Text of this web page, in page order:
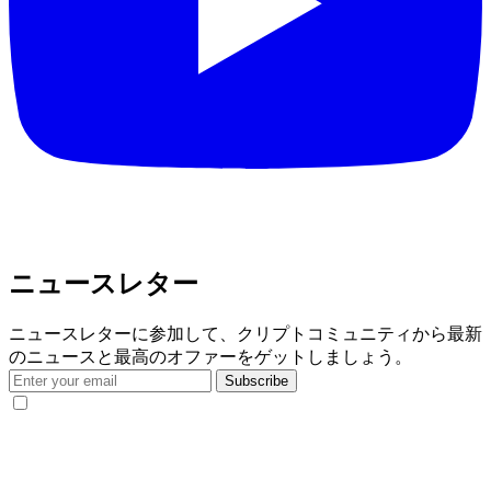
ニュースレター
ニュースレターに参加して、クリプトコミュニティから最新
のニュースと最高のオファーをゲットしましょう。
Subscribe